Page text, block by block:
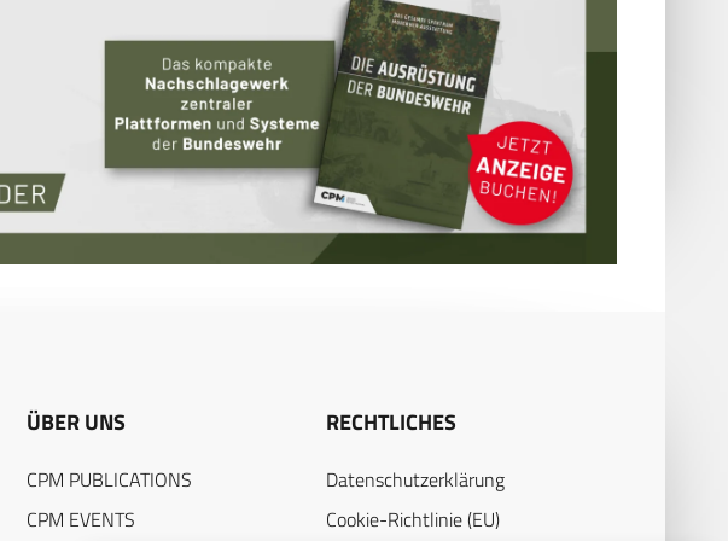
ÜBER UNS
CPM PUBLICATIONS
CPM EVENTS
RECHTLICHES
Datenschutzerklärung
Cookie-Richtlinie (EU)